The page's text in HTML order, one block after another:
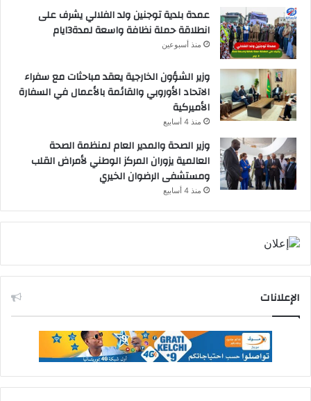
عمدة بلدية توجنين ولد الفلالي يشرف على
انطلاقة حملة نظافة واسعة لمدة3ايام
منذ أسبوعين
وزير الشؤون الخارجية يعقد مباحثات مع سفراء
الاتحاد الأوروبي والقائمة بالأعمال في السفارة
الأميركية
منذ 4 أسابيع
وزير الصحة والمدير العام لمنظمة الصحة
العالمية يزوران المركز الوطني لأمراض القلب
ومستشفى الرضوان الخيري
منذ 4 أسابيع
الإعلانات